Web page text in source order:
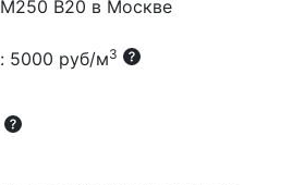
5000 руб/м3